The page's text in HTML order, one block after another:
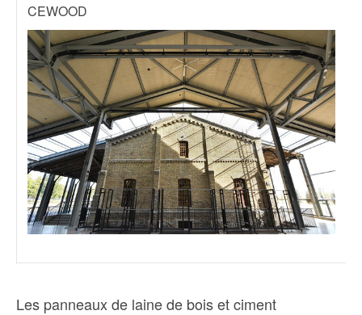
CEWOOD
Les panneaux de laine de bois et ciment